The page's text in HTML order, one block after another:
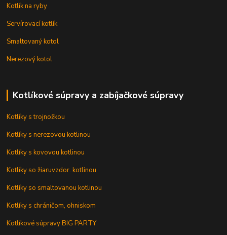
Kotlík na ryby
Servírovací kotlík
Smaltovaný kotol
Nerezový kotol
Kotlíkové súpravy a zabíjačkové súpravy
Kotlíky s trojnožkou
Kotlíky s nerezovou kotlinou
Kotlíky s kovovou kotlinou
Kotlíky so žiaruvzdor. kotlinou
Kotlíky so smaltovanou kotlinou
Kotlíky s chráničom, ohniskom
Kotlíkové súpravy BIG PARTY